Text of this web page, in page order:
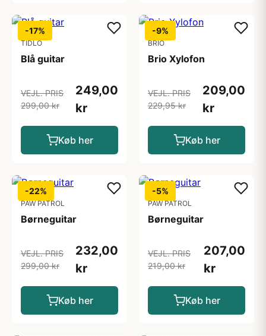
-17%
TIDLO
Blå guitar
VEJL. PRIS
299,00 kr
249,00
kr
Køb her
-9%
BRIO
Brio Xylofon
VEJL. PRIS
229,95 kr
209,00
kr
Køb her
-22%
PAW PATROL
Børneguitar
VEJL. PRIS
299,00 kr
232,00
kr
Køb her
-5%
PAW PATROL
Børneguitar
VEJL. PRIS
219,00 kr
207,00
kr
Køb her